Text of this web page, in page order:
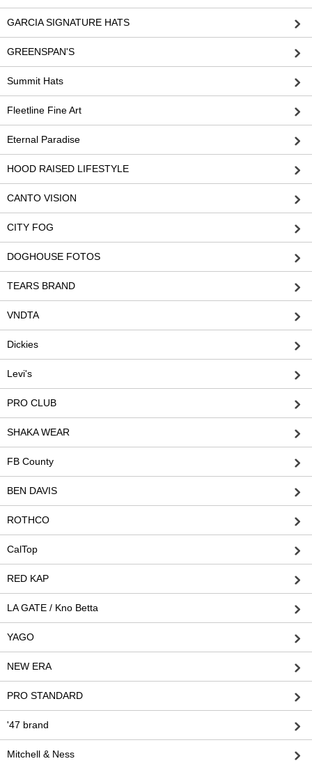
GARCIA SIGNATURE HATS
GREENSPAN'S
Summit Hats
Fleetline Fine Art
Eternal Paradise
HOOD RAISED LIFESTYLE
CANTO VISION
CITY FOG
DOGHOUSE FOTOS
TEARS BRAND
VNDTA
Dickies
Levi's
PRO CLUB
SHAKA WEAR
FB County
BEN DAVIS
ROTHCO
CalTop
RED KAP
LA GATE / Kno Betta
YAGO
NEW ERA
PRO STANDARD
'47 brand
Mitchell & Ness